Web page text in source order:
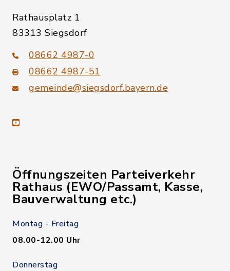
Rathausplatz 1
83313 Siegsdorf
08662 4987-0
08662 4987-51
gemeinde@siegsdorf.bayern.de
youtube
Öffnungszeiten Parteiverkehr
Rathaus (EWO/Passamt, Kasse,
Bauverwaltung etc.)
Montag - Freitag
08.00-12.00 Uhr
Donnerstag